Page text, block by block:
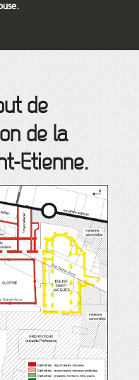
de
de la
Étienne.